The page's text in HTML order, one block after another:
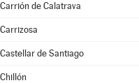
Carrión de Calatrava
Carrizosa
Castellar de Santiago
Chillón